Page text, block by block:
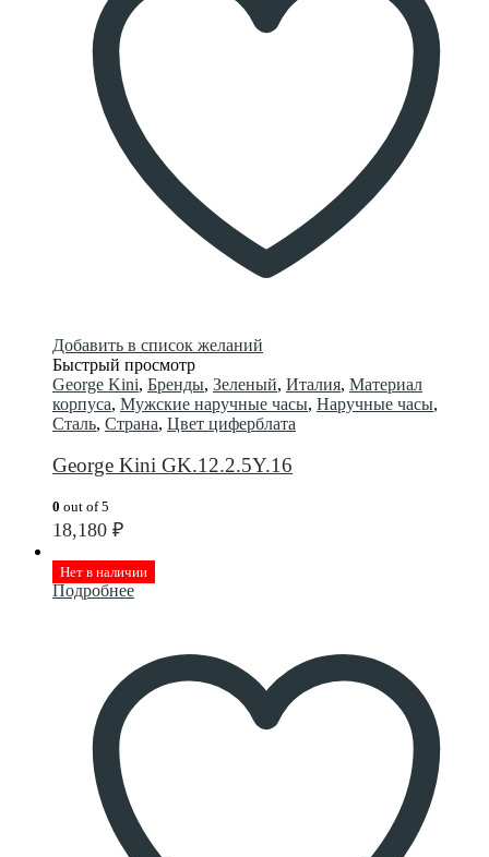
Добавить в список желаний
Быстрый просмотр
George Kini, Бренды, Зеленый, Италия, Материал
корпуса, Мужские наручные часы, Наручные часы,
Сталь, Страна, Цвет циферблата
George Kini GK.12.2.5Y.16
0 out of 5
18,180 ₽
Нет в наличии
Подробнее